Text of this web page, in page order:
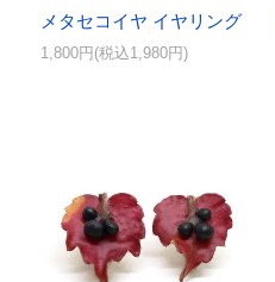
メタセコイヤ イヤリング
1,800円(税込1,980円)